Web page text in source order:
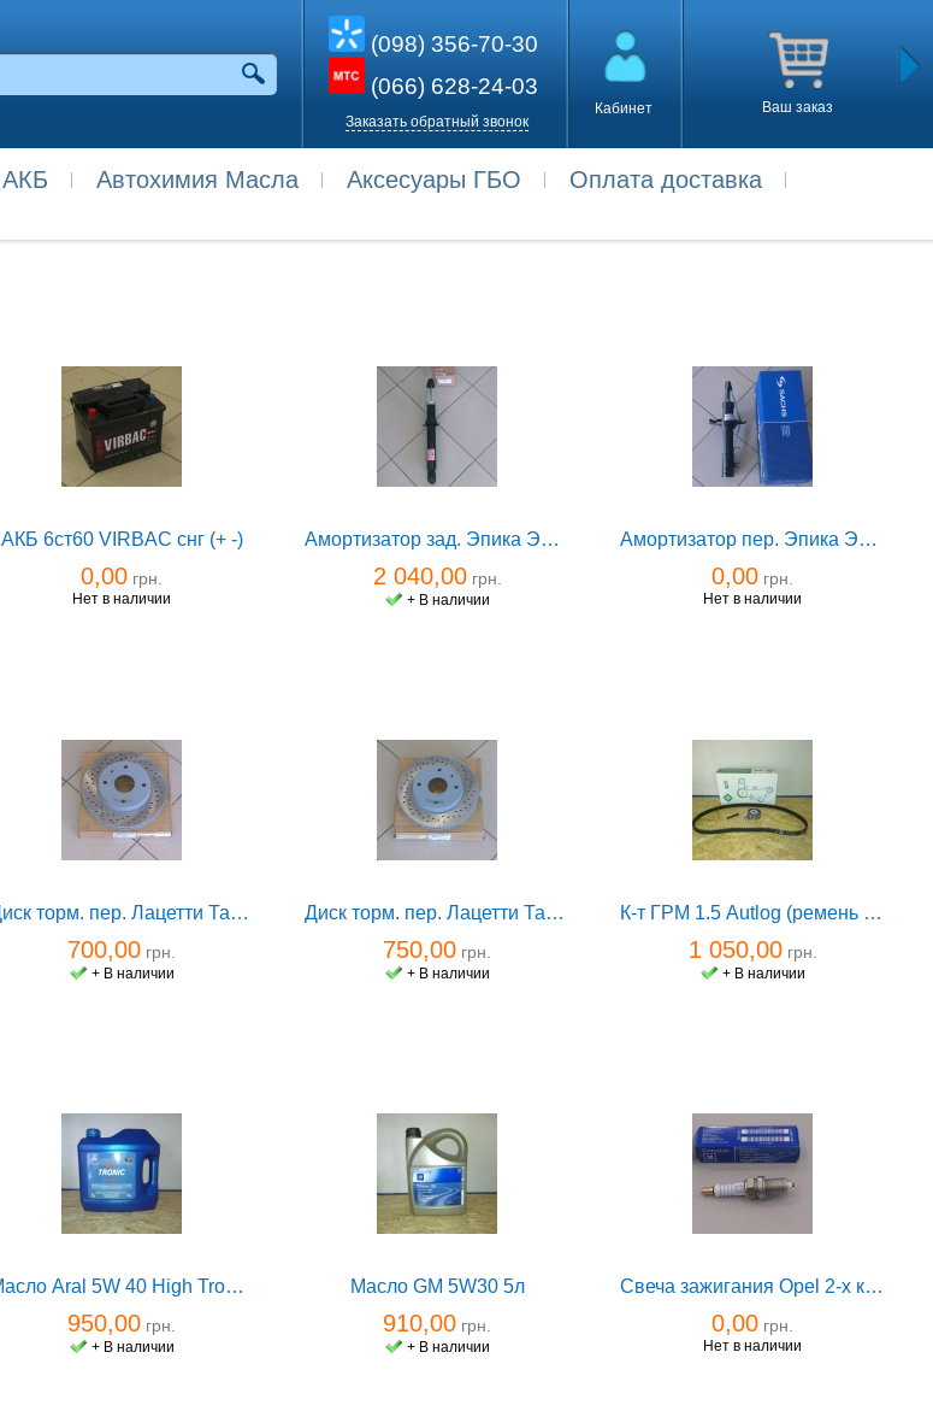
(098) 356-70-30
(066) 628-24-03
Заказать обратный звонок
Кабинет Ваш заказ
АКБ Автохимия Масла Аксесуары ГБО
Оплата доставка
АКБ 6ст60 VIRBAC снг (+ -)
0,00 грн.
Нет в наличии
Амортизатор зад. Эпика Эванда GM
2 040,00грн.
+ В наличии
Амортизатор пер. Эпика Эванда Sachs левый
0,00 грн.
Нет в наличии
Диск торм. пер. Лацетти Такума Эванда 2.0 Goodrem
700,00 грн.
+ В наличии
Диск торм. пер. Лацетти Такума Эванда 2.0 Hi-Q (1шт)
750,00 грн.
+ В наличии
К-т ГРМ 1.5 Autlog (ремень Contitech)
1 050,00грн.
+ В наличии
Масло Aral 5W 40 High Tronic 4л
950,00 грн.
+ В наличии
Масло GM 5W30 5л
910,00 грн.
+ В наличии
Свеча зажигания Opel 2-х конт. Renault
0,00 грн.
Нет в наличии